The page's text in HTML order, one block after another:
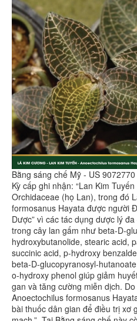
Bằng sáng chế Mỹ - US
Kỳ cấp ghi nhận: “Lan Kim
Orchidaceae (họ Lan), trong đó
formosanus Hayata được người
Dược” vì các tác dụng dược lý
trong cây lan gấm như beta-D-
hydroxybutanolide, stearic acid,
succinic acid, p-hydroxy
beta-D-glucopyranosyl-
o-hydroxy phenol giúp giảm
gan và tăng cường miễn dịch.
Anoectochilus formosanus
bài thuốc dân gian để điều trị xơ